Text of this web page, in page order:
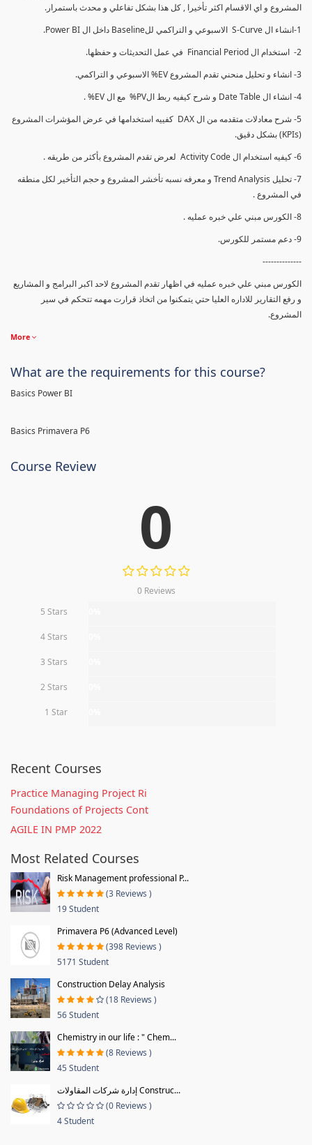
المشروع و اي الاقسام اكثر تأخيرا , كل هذا بشكل تفاعلي و محدث باستمرار.
1-انشاء ال S-Curve الاسبوعي و التراكمي للBaseline داخل ال Power BI.
2- استخدام ال Financial Period في عمل التحديثات و حفظها.
3- انشاء و تحليل منحني تقدم المشروع EV% الاسبوعي و التراكمي.
4- انشاء ال Date Table و شرح كيفيه ربط الPV% مع ال EV% .
5- شرح معادلات متقدمه من ال DAX كفييه استخدامها في عرض المؤشرات المشروع
(KPIs) بشكل دقيق.
6- كيفيه استخدام ال Activity Code لعرض تقدم المشروع بأكثر من طريقه .
7- تحليل Trend Analysis و معرفه نسبه تأخشر المشروع و حجم التأخير لكل منطقه
في المشروع .
8- الكورس مبني علي خبره عمليه .
9- دعم مستمر للكورس.
--------------
الكورس مبني علي خبره عمليه في اظهار تقدم المشروع لاحد اكبر البرامج و المشاريع
و رفع التقارير للاداره العليا حتي يتمكنوا من اتخاذ قرارت مهمه تتحكم في سير
المشروع.
More
What are the requirements for this course?
Basics Power BI
Basics Primavera P6
Course Review
0
0 Reviews
5 Stars
4 Stars
3 Stars
2 Stars
1 Star
Recent Courses
Practice Managing Project Ri
Foundations of Projects Cont
AGILE IN PMP 2022
Most Related Courses
Risk Management professional P...
(3 Reviews )
19 Student
Primavera P6 (Advanced Level)
(398 Reviews )
5171 Student
Construction Delay Analysis
(18 Reviews )
56 Student
Chemistry in our life : " Chem...
(8 Reviews )
45 Student
إدارة شركات المقاولات Construc...
(0 Reviews )
4 Student